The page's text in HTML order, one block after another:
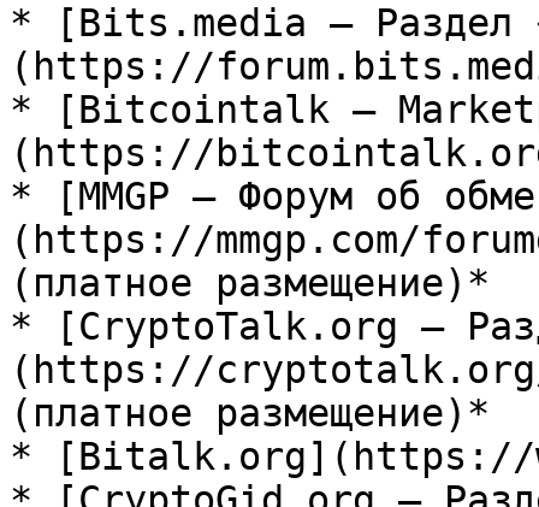
* [Bits.media — Раздел
(https://
* [Bitcointalk —
(https://
* [MMGP — Форум об
(https://mmgp.com/
(платное размещение)*
* [CryptoTalk.org —
(https://
(платное размещение)*
* [Bitalk.org](https://